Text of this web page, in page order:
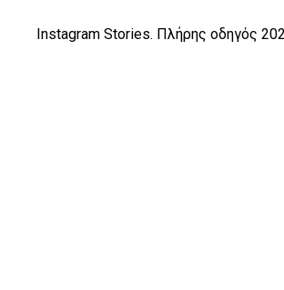
Instagram Stories. Πλήρης οδηγός